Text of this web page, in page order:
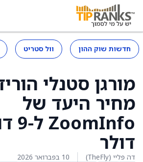
חדשות שוק ההון וול סטריט
מורגן סטנלי
מחיר היעד של
דולר
דה פליי (TheFly) 10 בפברואר 2026